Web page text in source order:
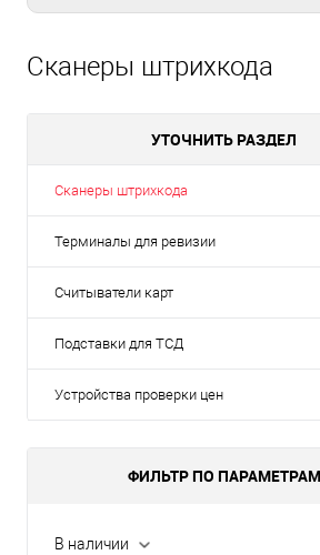
Сканеры штрихкода
УТОЧНИТЬ РАЗДЕЛ
Сканеры штрихкода
Терминалы для ревизии
Считыватели карт
Подставки для ТСД
Устройства проверки цен
ФИЛЬТР ПО ПАРАМЕТРАМ
В наличии